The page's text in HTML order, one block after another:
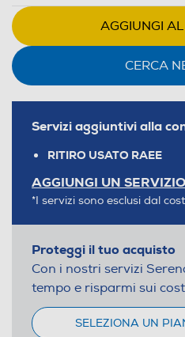
AGGIUNGI
CERCA
Servizi aggiuntivi alla
RITIRO USATO RAEE
AGGIUNGI UN SERVIZIO
*I servizi sono esclusi dal
Proteggi il tuo acquisto
Con i nostri servizi
tempo e risparmi sui
SELEZIONA UN